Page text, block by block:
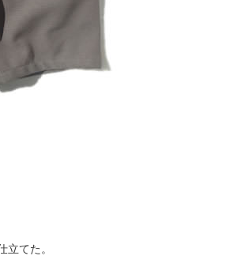
立てた。